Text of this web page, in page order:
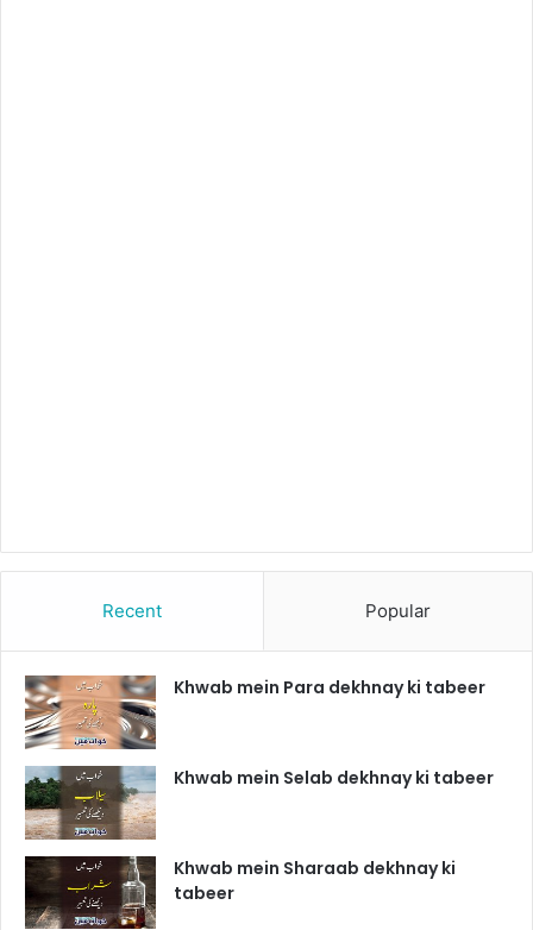
Recent Popular
Khwab mein Para dekhnay ki tabeer
Khwab mein Selab dekhnay ki tabeer
Khwab mein Sharaab dekhnay ki
tabeer